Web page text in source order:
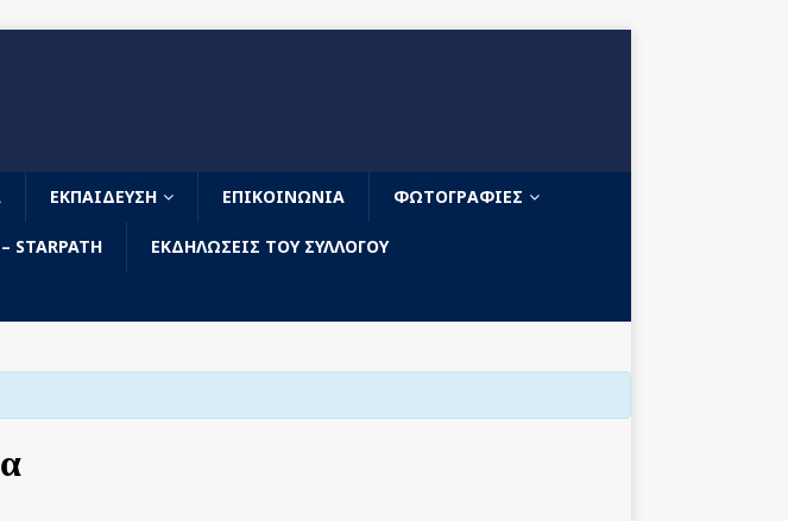
ΕΚΠΑΊΔΕΥΣΗ ΕΠΙΚΟΙΝΩΝΊΑ ΦΩΤΟΓΡΑΦΙΈΣ
ΕΚΔΗΛΏΣΕΙΣ ΤΟΥ ΣΥΛΛΌΓΟΥ